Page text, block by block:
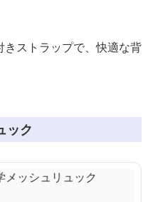
ストラップで、快適な背
ック